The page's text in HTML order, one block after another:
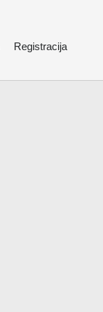
Registracija